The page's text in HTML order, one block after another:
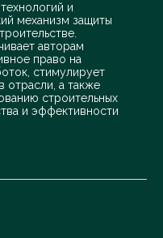
и
механизм защиты
авторам
право на
стимулирует
отрасли, а также
строительных
и эффективности